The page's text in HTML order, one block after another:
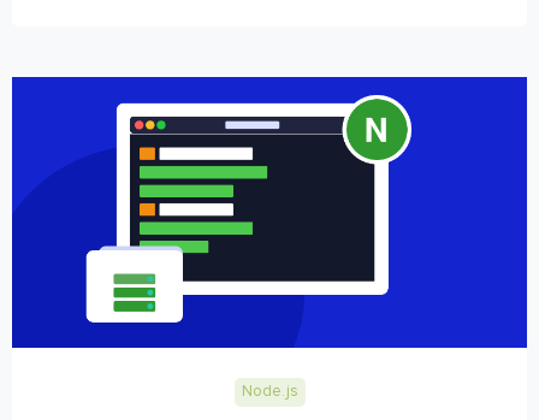
Node.js